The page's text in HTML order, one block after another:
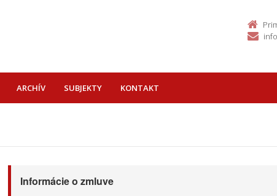
ARCHÍV SUBJEKTY KONTAKT
Informácie o zmluve